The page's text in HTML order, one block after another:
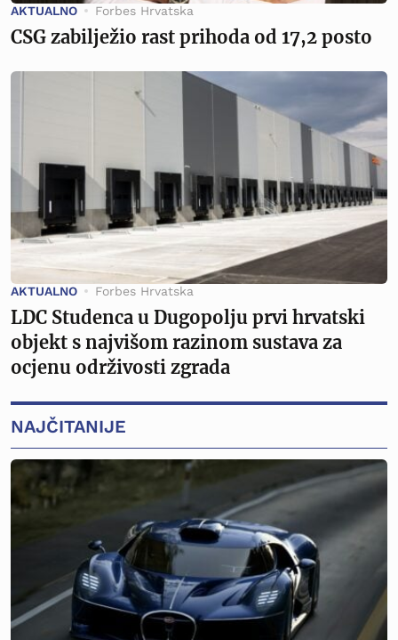
AKTUALNO Forbes Hrvatska
CSG zabilježio rast prihoda od 17,2 posto
AKTUALNO Forbes Hrvatska
LDC Studenca u Dugopolju prvi hrvatski
objekt s najvišom razinom sustava za
ocjenu održivosti zgrada
NAJČITANIJE